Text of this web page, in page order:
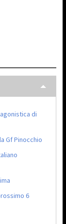
di
Gf Pinocchio
6